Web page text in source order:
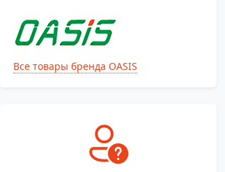
Все товары бренда OASIS